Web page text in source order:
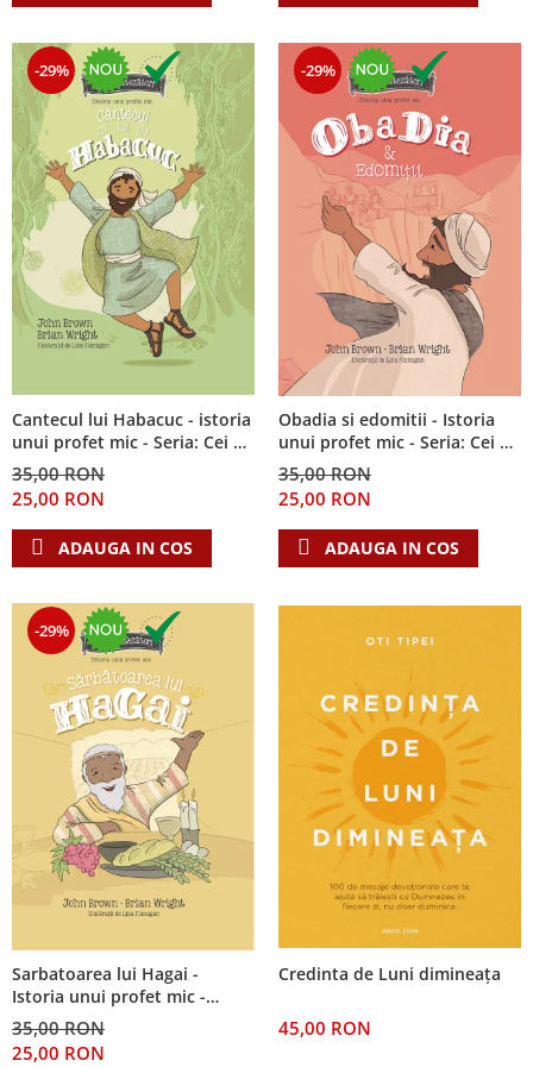
-29%
Cantecul lui Habacuc - istoria
unui profet mic - Seria: Cei 12
cutezatori
35,00 RON
25,00 RON
ADAUGA IN COS
-29%
Obadia si edomitii - Istoria
unui profet mic - Seria: Cei 12
cutezatori
35,00 RON
25,00 RON
ADAUGA IN COS
-29%
Sarbatoarea lui Hagai -
Istoria unui profet mic -
Seria: Cei 12 cutezatori
35,00 RON
25,00 RON
Credinta de Luni dimineața
45,00 RON